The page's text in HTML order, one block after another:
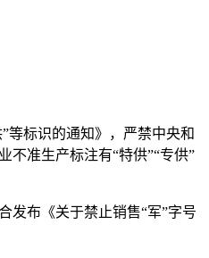
等标识的通知》，严禁中央和
不准生产标注有“特供”“专供”
发布《关于禁止销售“军”字号